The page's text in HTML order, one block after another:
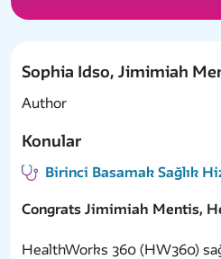
Congrats Jimimiah Mentis,
HealthWorks 360 (HW360)
Sophia Idso, Jimimiah
Author
Konular
Birinci Basamak Sağlık